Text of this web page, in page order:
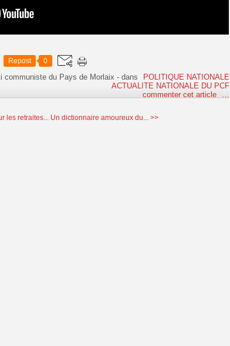
Repost 0
communiste du Pays de Morlaix -dans
POLITIQUE NATIONALE
ACTUALITE NATIONALE DU PCF
commenter cet article
…
les retraites... Un dictionnaire amoureux du... >>